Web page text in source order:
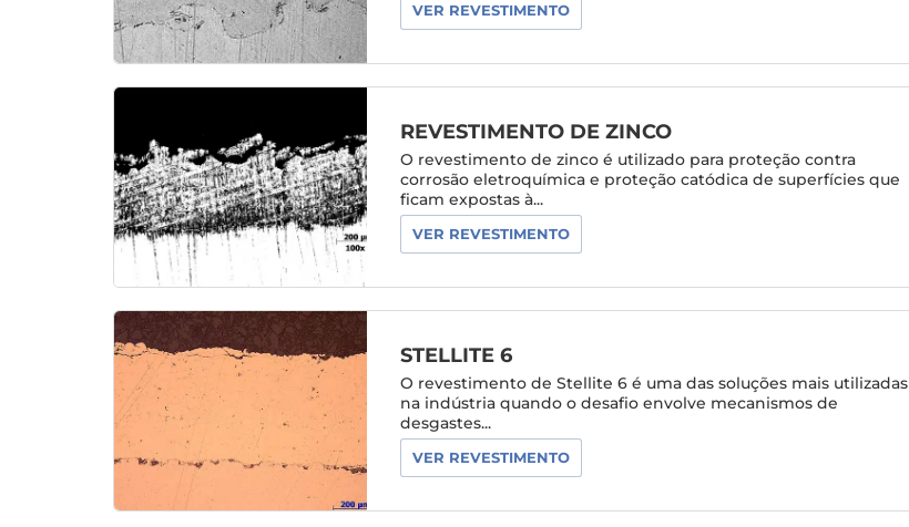
VER REVESTIMENTO
REVESTIMENTO DE ZINCO
O revestimento de zinco é utilizado para proteção contra
corrosão eletroquímica e proteção catódica de superfícies que
ficam expostas à...
VER REVESTIMENTO
STELLITE 6
O revestimento de Stellite 6 é uma das soluções mais utilizadas
na indústria quando o desafio envolve mecanismos de
desgastes...
VER REVESTIMENTO